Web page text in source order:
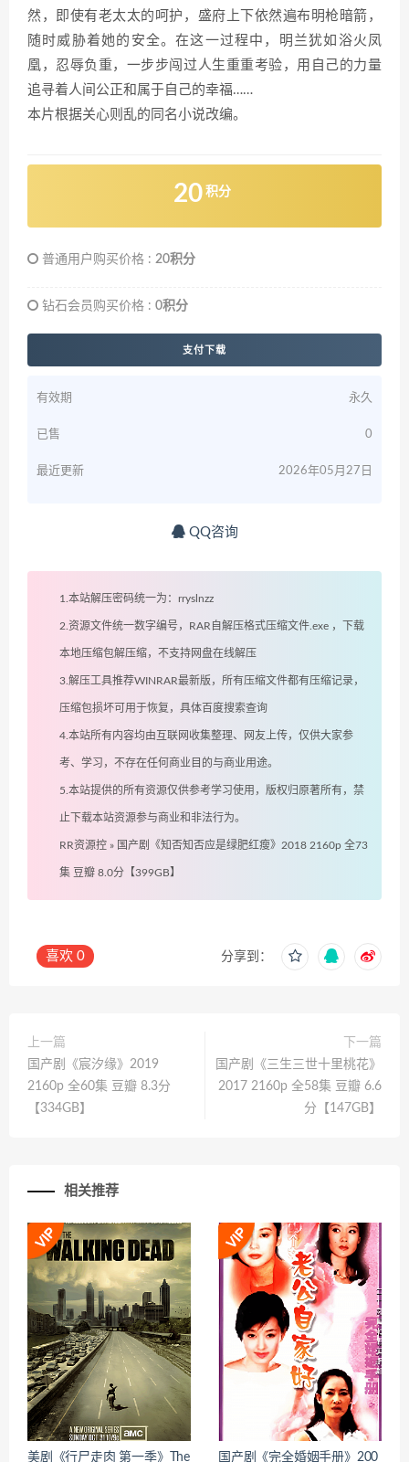
然，即使有老太太的呵护，盛府上下依然遍布明枪暗箭，
随时威胁着她的安全。在这一过程中，明兰犹如浴火凤
凰，忍辱负重，一步步闯过人生重重考验，用自己的力量
追寻着人间公正和属于自己的幸福……
本片根据关心则乱的同名小说改编。
20 积分
普通用户购买价格 : 20积分
钻石会员购买价格 : 0积分
支付下载
有效期 永久
已售 0
最近更新 2026年05月27日
QQ咨询
1.本站解压密码统一为：rryslnzz
2.资源文件统一数字编号，RAR自解压格式压缩文件.exe ，下载
本地压缩包解压缩，不支持网盘在线解压
3.解压工具推荐WINRAR最新版，所有压缩文件都有压缩记录，
压缩包损坏可用于恢复，具体百度搜索查询
4.本站所有内容均由互联网收集整理、网友上传，仅供大家参
考、学习，不存在任何商业目的与商业用途。
5.本站提供的所有资源仅供参考学习使用，版权归原著所有，禁
止下载本站资源参与商业和非法行为。
RR资源控 » 国产剧《知否知否应是绿肥红瘦》2018 2160p 全73
集 豆瓣 8.0分【399GB】
喜欢 0 分享到：
上一篇
国产剧《宸汐缘》2019
2160p 全60集 豆瓣 8.3分
【334GB】
下一篇
国产剧《三生三世十里桃花》
2017 2160p 全58集 豆瓣 6.6
分【147GB】
相关推荐
美剧《行尸走肉 第一季》The 国产剧《完全婚姻手册》200